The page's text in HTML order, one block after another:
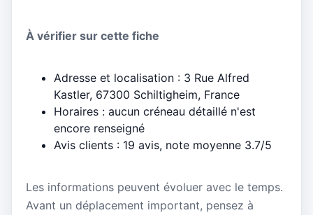
À vérifier sur cette fiche
Adresse et localisation : 3 Rue Alfred
Kastler, 67300 Schiltigheim, France
Horaires : aucun créneau détaillé n'est
encore renseigné
Avis clients : 19 avis, note moyenne 3.7/5
Les informations peuvent évoluer avec le temps.
Avant un déplacement important, pensez à